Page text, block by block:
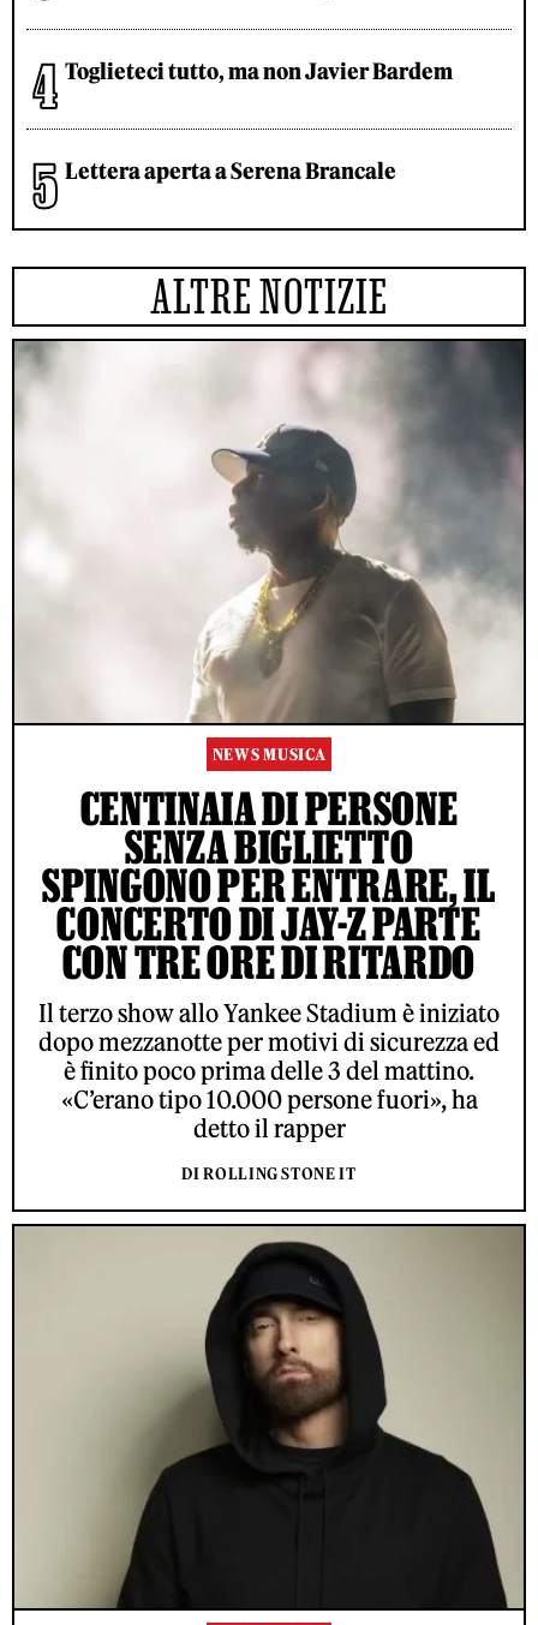
Toglieteci tutto, ma non Javier Bardem
Lettera aperta a Serena Brancale
ALTRE NOTIZIE
NEWS MUSICA
CENTINAIA DI PERSONE
SENZA BIGLIETTO
SPINGONO PER ENTRARE, IL
CONCERTO DI JAY-Z PARTE
CON TRE ORE DI RITARDO
Il terzo show allo Yankee Stadium è iniziato
dopo mezzanotte per motivi di sicurezza ed
è finito poco prima delle 3 del mattino.
«C’erano tipo 10.000 persone fuori», ha
detto il rapper
DI ROLLING STONE IT